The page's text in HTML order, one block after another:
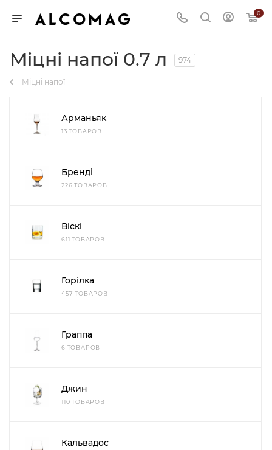
0
Міцні напої 0.7 л 974
Міцні напої
Арманьяк
13 ТОВАРОВ
Бренді
226 ТОВАРОВ
Віскі
611 ТОВАРОВ
Горілка
457 ТОВАРОВ
Граппа
6 ТОВАРОВ
Джин
110 ТОВАРОВ
Кальвадос